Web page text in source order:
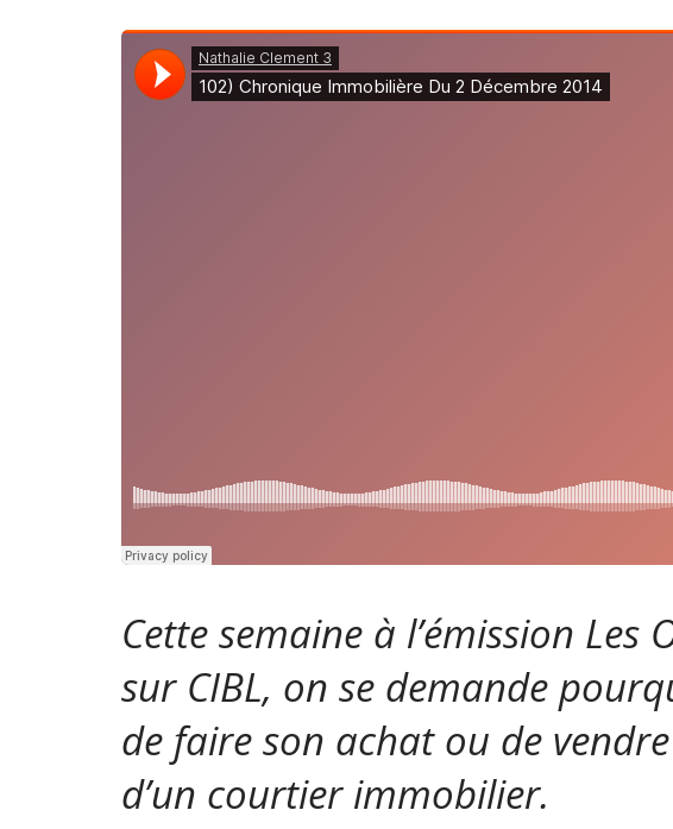
Cette semaine à l’émission Les
sur CIBL, on se demande
de faire son achat ou de
d’un courtier immobilier.